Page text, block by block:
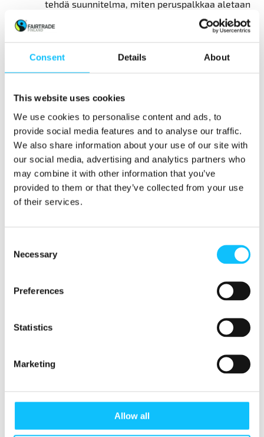
Consent Details About
This website uses cookies
We use cookies to personalise content and ads, to
provide social media features and to analyse our traffic.
We also share information about your use of our site with
our social media, advertising and analytics partners who
may combine it with other information that you’ve
provided to them or that they’ve collected from your use
of their services.
Selection
Necessary
Preferences
Statistics
Marketing
Allow all
tehdä suunnitelma, miten peruspalkkaa aletaan
kasvattaa, jotta kuilun viime metrit saadaan
Fairtrade International muistuttaa, että tähän
maksaa parempia palkkoja, täytyy niiden saada
markkinoille, ja banaaneista pitää saada
riittävästi tuloja. Vähittäiskaupoissa banaaneilla
käydään hintakilpailua, ja tiloilla on paineita
hyväksyä yhä alhaisempaa korvausta
lisännyt epävarmuutta maataloustyöntekijöiden
Vanhastaan Reilun kaupan lisästä on saanut
Tämä osuus on väliaikaisesti nostettu 50
voi lähentyä elämiseen riittäviä ansioita.
ainoa, jossa banaaneista maksetaan kiinteää
lisää, jonka käytöstä työntekijät päättävät.